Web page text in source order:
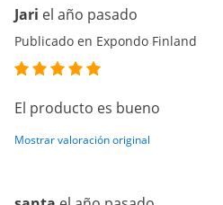
Jari el año pasado
Publicado en Expondo Finland
El producto es bueno
Mostrar valoración original